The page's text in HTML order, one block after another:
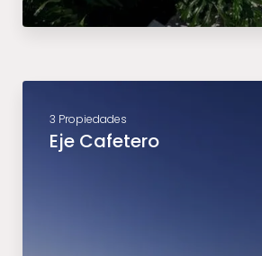
3 Propiedades
Eje Cafetero